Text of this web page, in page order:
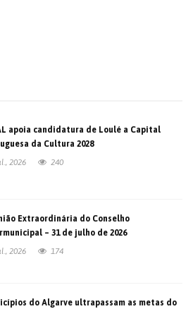
apoia candidatura de Loulé a Capital
da Cultura 2028
2026
240
Extraordinária do Conselho
– 31 de julho de 2026
2026
174
do Algarve ultrapassam as metas do